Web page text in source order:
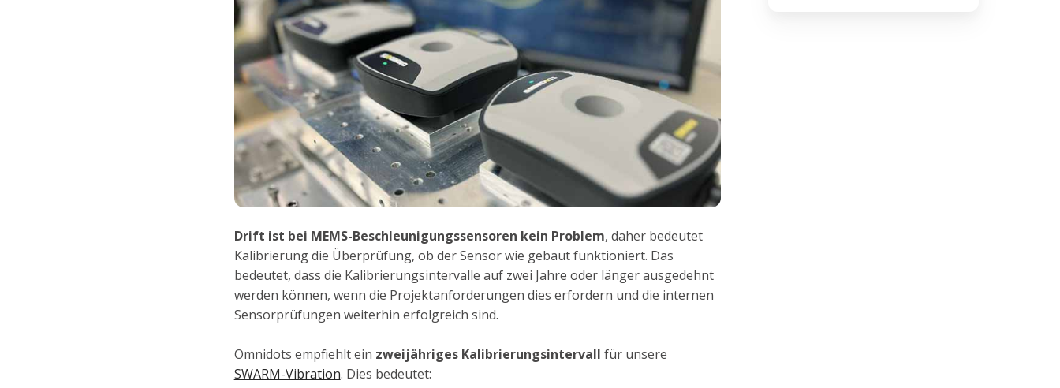
Drift ist bei MEMS-Beschleunigungssensoren kein Problem, daher bedeutet
Kalibrierung die Überprüfung, ob der Sensor wie gebaut funktioniert. Das
bedeutet, dass die Kalibrierungsintervalle auf zwei Jahre oder länger ausgedehnt
werden können, wenn die Projektanforderungen dies erfordern und die internen
Sensorprüfungen weiterhin erfolgreich sind.
Omnidots empfiehlt ein zweijähriges Kalibrierungsintervall für unsere
SWARM-Vibration. Dies bedeutet: